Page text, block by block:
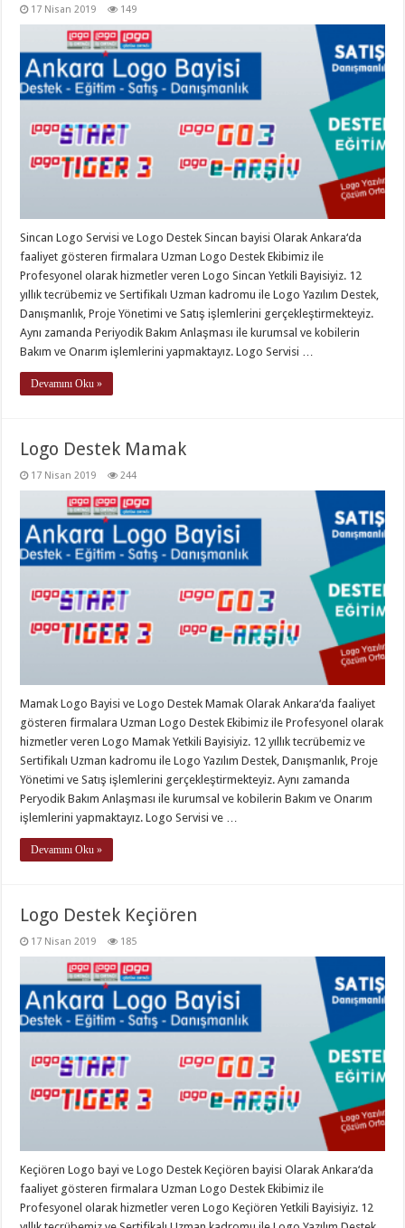
17 Nisan 2019 149
Sincan Logo Servisi ve Logo Destek Sincan bayisi Olarak Ankara‘da
faaliyet gösteren firmalara Uzman Logo Destek Ekibimiz ile
Profesyonel olarak hizmetler veren Logo Sincan Yetkili Bayisiyiz. 12
yıllık tecrübemiz ve Sertifikalı Uzman kadromu ile Logo Yazılım Destek,
Danışmanlık, Proje Yönetimi ve Satış işlemlerini gerçekleştirmekteyiz.
Aynı zamanda Periyodik Bakım Anlaşması ile kurumsal ve kobilerin
Bakım ve Onarım işlemlerini yapmaktayız. Logo Servisi …
Devamını Oku »
Logo Destek Mamak
17 Nisan 2019 244
Mamak Logo Bayisi ve Logo Destek Mamak Olarak Ankara‘da faaliyet
gösteren firmalara Uzman Logo Destek Ekibimiz ile Profesyonel olarak
hizmetler veren Logo Mamak Yetkili Bayisiyiz. 12 yıllık tecrübemiz ve
Sertifikalı Uzman kadromu ile Logo Yazılım Destek, Danışmanlık, Proje
Yönetimi ve Satış işlemlerini gerçekleştirmekteyiz. Aynı zamanda
Peryodik Bakım Anlaşması ile kurumsal ve kobilerin Bakım ve Onarım
işlemlerini yapmaktayız. Logo Servisi ve …
Devamını Oku »
Logo Destek Keçiören
17 Nisan 2019 185
Keçiören Logo bayi ve Logo Destek Keçiören bayisi Olarak Ankara‘da
faaliyet gösteren firmalara Uzman Logo Destek Ekibimiz ile
Profesyonel olarak hizmetler veren Logo Keçiören Yetkili Bayisiyiz. 12